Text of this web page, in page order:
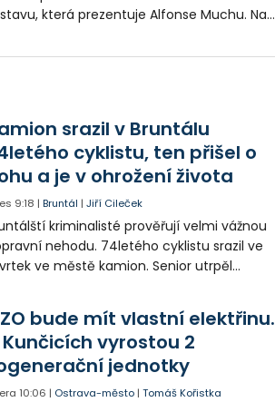
která prezentuje Alfonse Muchu. Na
Slovanské epopeje.
srazil v Bruntálu
cyklistu, ten přišel o
a je v ohrožení života
9:18 |Bruntál |Jiří Cileček
kriminalisté prověřují velmi vážnou
nehodu. 74letého cyklistu srazil ve
ve městě kamion. Senior utrpěl
případné svědky.
bude mít vlastní elektřinu.
Kunčicích vyrostou 2
jednotky
10:06 | Ostrava-město |Tomáš Kořistka